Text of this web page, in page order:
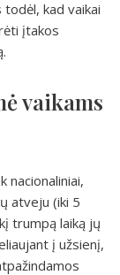
kad vaikai
įtakos
vaikams
nacionaliniai,
atveju (iki 5
trumpą laiką jų
į užsienį,